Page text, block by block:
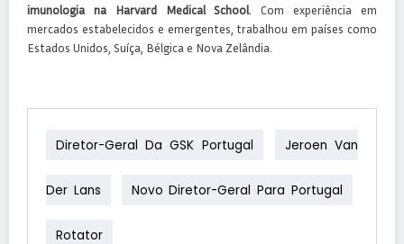
imunologia na Harvard Medical School. Com experiência em
mercados estabelecidos e emergentes, trabalhou em países como
Estados Unidos, Suíça, Bélgica e Nova Zelândia.
Diretor-Geral Da GSK Portugal Jeroen Van
Der Lans Novo Diretor-Geral Para Portugal
Rotator